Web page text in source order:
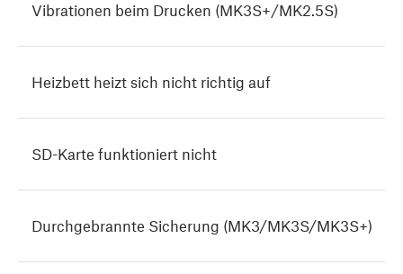
Vibrationen beim Drucken (MK3S+/MK2.5S)
Heizbett heizt sich nicht richtig auf
SD-Karte funktioniert nicht
Durchgebrannte Sicherung (MK3/MK3S/MK3S+)